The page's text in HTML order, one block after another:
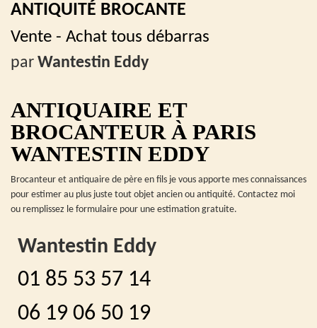
ANTIQUITÉ BROCANTE
Vente - Achat tous débarras
par Wantestin Eddy
ANTIQUAIRE ET
BROCANTEUR À PARIS
WANTESTIN EDDY
Brocanteur et antiquaire de père en fils je vous apporte mes connaissances
pour estimer au plus juste tout objet ancien ou antiquité. Contactez moi
ou remplissez le formulaire pour une estimation gratuite.
Wantestin Eddy
01 85 53 57 14
06 19 06 50 19